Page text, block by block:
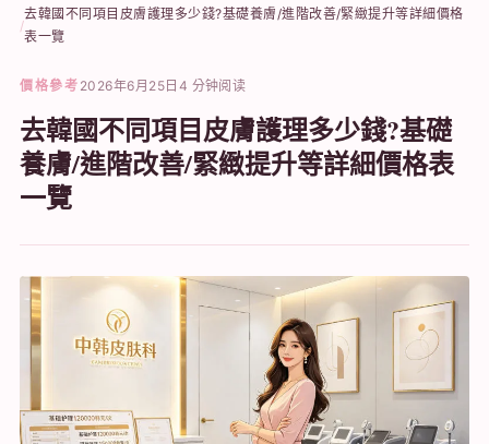
去韓國不同項目皮膚護理多少錢?基礎養膚/進階改善/緊緻提升等詳細價格
表一覽
價格參考 2026年6月25日 4 分钟阅读
去韓國不同項目皮膚護理多少錢?基礎
養膚/進階改善/緊緻提升等詳細價格表
一覽